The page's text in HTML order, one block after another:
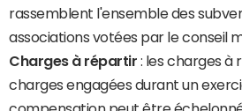
rassemblent l'ensemble des
associations votées par le conseil
Charges à répartir : les charges à
charges engagées durant un